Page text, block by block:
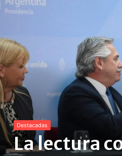
Destacadas
La lectura